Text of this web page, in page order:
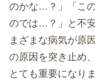
のかな…？」「こ
のでは…？」と不
まざまな病気が原
の原因を突き止め
とても重要になりま